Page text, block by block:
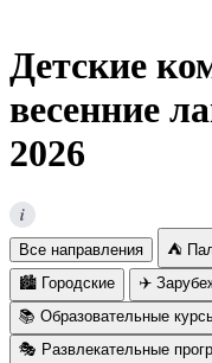
Детские
весенние
2026
i
Все направления ⛺
🏙️ Городские
✈️
📚 Образовательные
🎭 Развлекательные